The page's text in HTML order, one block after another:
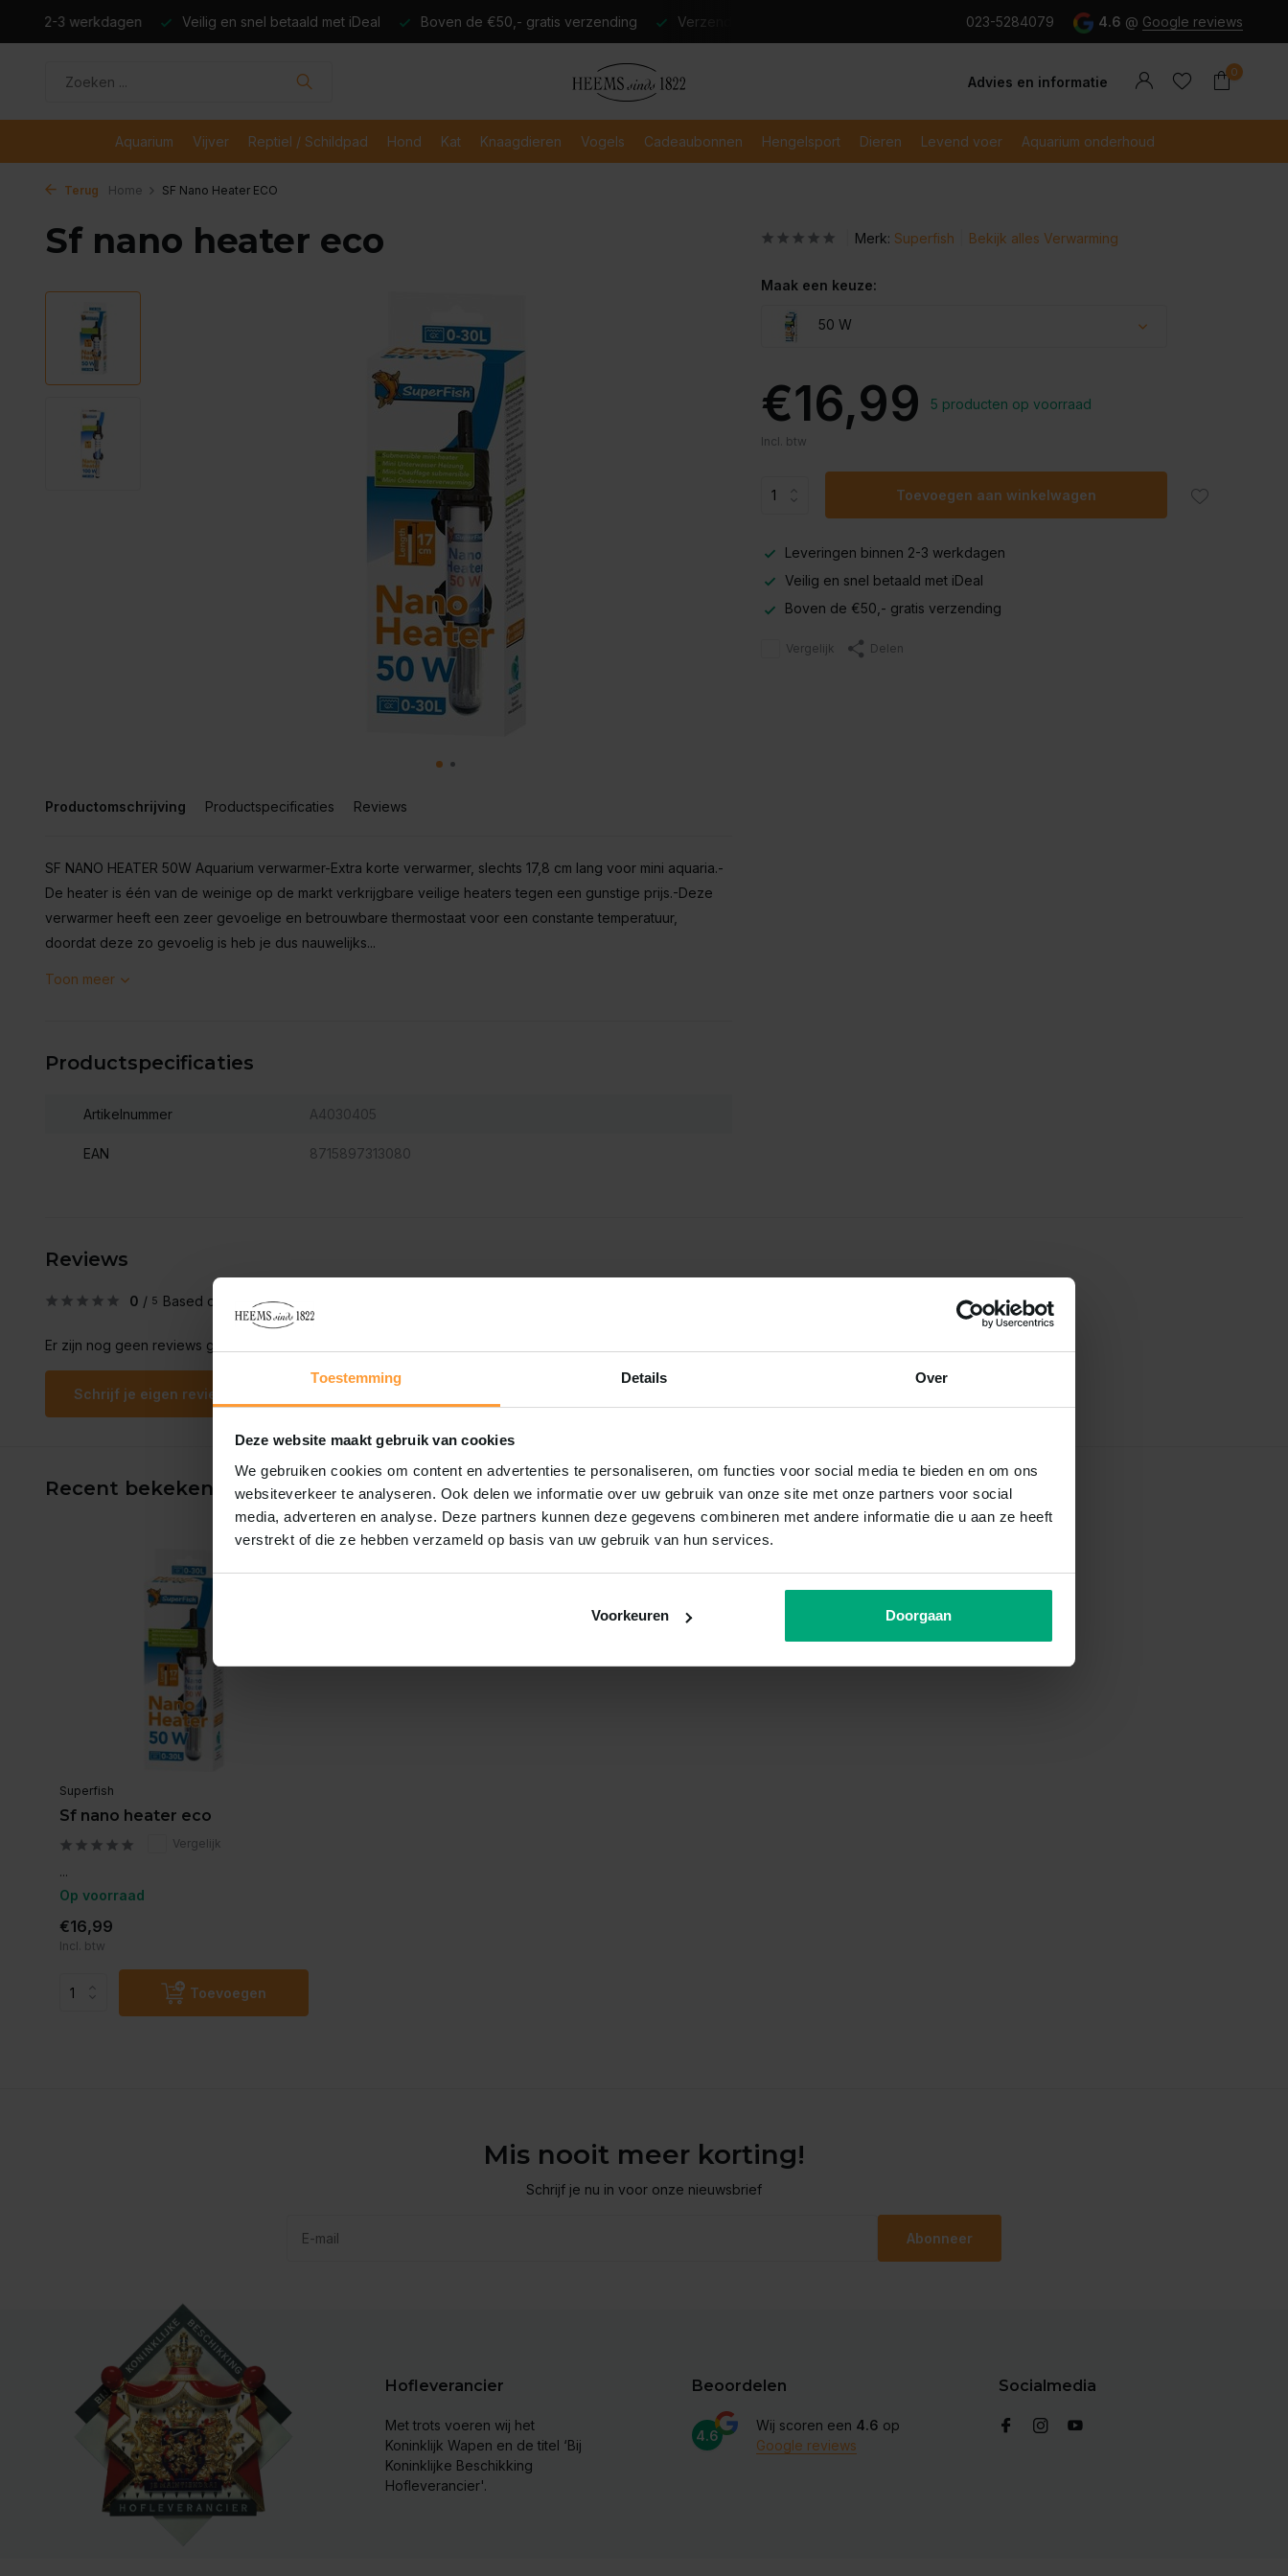
Toestemming Details Over
Deze website maakt gebruik van cookies
We gebruiken cookies om content en advertenties te personaliseren, om functies voor social media te bieden en om ons
websiteverkeer te analyseren. Ook delen we informatie over uw gebruik van onze site met onze partners voor social
media, adverteren en analyse. Deze partners kunnen deze gegevens combineren met andere informatie die u aan ze heeft
verstrekt of die ze hebben verzameld op basis van uw gebruik van hun services.
Voorkeuren Doorgaan
Veilig en snel betaald met iDeal Boven de €50,- gratis verzending Verzending binnen 2-3 werkdagen Veilig en snel betaald met iDeal
023-5284079 4.6 @ Google reviews
Advies en informatie
Account
0
Aquarium Vijver Reptiel / Schildpad Hond Kat Knaagdieren Vogels Cadeaubonnen Hengelsport Dieren Levend voer Aquarium onderhoud
Terug Home SF Nano Heater ECO
Sf nano heater eco
Productomschrijving Productspecificaties Reviews
SF NANO HEATER 50W Aquarium verwarmer-Extra korte verwarmer, slechts 17,8 cm lang voor mini aquaria.-
De heater is één van de weinige op de markt verkrijgbare veilige heaters tegen een gunstige prijs.-Deze
verwarmer heeft een zeer gevoelige en betrouwbare thermostaat voor een constante temperatuur,
doordat deze zo gevoelig is heb je dus nauwelijks...
Toon meer
Productspecificaties
Artikelnummer A4030405
EAN 8715897313080
Merk: Superfish Bekijk alles Verwarming
Maak een keuze:
50 W
€16,99 5 producten op voorraad
Incl. btw
Toevoegen aan winkelwagen
Leveringen binnen 2-3 werkdagen
Veilig en snel betaald met iDeal
Boven de €50,- gratis verzending
Vergelijk Delen
Reviews
0 / 5 Based on 0 reviews
Er zijn nog geen reviews geschreven over dit product..
Schrijf je eigen review
Recent bekeken
Superfish
Sf nano heater eco
Vergelijk
...
Op voorraad
€16,99
Incl. btw
Toevoegen
Mis nooit meer korting!
Schrijf je nu in voor onze nieuwsbrief
Abonneer
Hofleverancier
Met trots voeren wij het
Koninklijk Wapen en de titel ‘Bij
Koninklijke Beschikking
Hofleverancier'.
Beoordelen
4.6
Wij scoren een 4.6 op
Google reviews
Socialmedia